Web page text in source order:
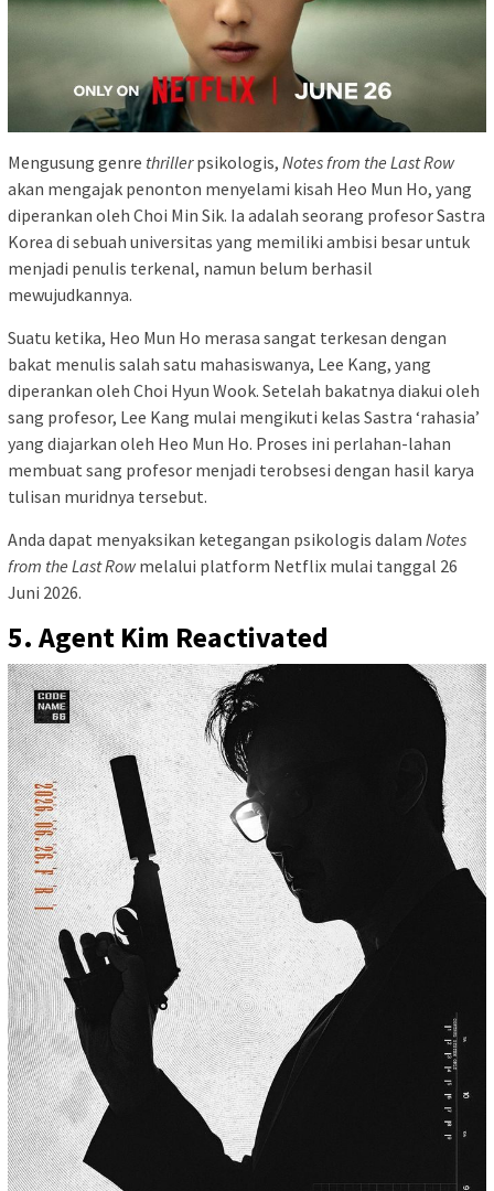
Mengusung genre thrillerpsikologis, Notes from the Last Row
akan mengajak penonton menyelami kisah Heo Mun Ho, yang
diperankan oleh Choi Min Sik. Ia adalah seorang profesor Sastra
Korea di sebuah universitas yang memiliki ambisi besar untuk
menjadi penulis terkenal, namun belum berhasil
mewujudkannya.
Suatu ketika, Heo Mun Ho merasa sangat terkesan dengan
bakat menulis salah satu mahasiswanya, Lee Kang, yang
diperankan oleh Choi Hyun Wook. Setelah bakatnya diakui oleh
sang profesor, Lee Kang mulai mengikuti kelas Sastra ‘rahasia’
yang diajarkan oleh Heo Mun Ho. Proses ini perlahan-lahan
membuat sang profesor menjadi terobsesi dengan hasil karya
tulisan muridnya tersebut.
Anda dapat menyaksikan ketegangan psikologis dalam Notes
from the Last Rowmelalui platform Netflix mulai tanggal 26
Juni 2026.
5. Agent Kim Reactivated